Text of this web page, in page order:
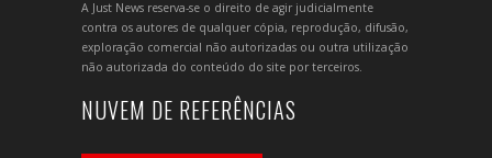
A Just News reserva-se o direito de agir judicialmente
contra os autores de qualquer cópia, reprodução, difusão,
exploração comercial não autorizadas ou outra utilização
não autorizada do conteúdo do site por terceiros.
NUVEM DE REFERÊNCIAS